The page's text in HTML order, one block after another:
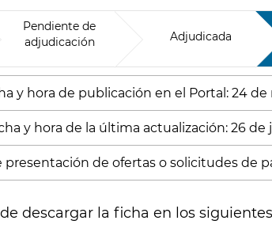
Pendiente de
adjudicación
Adjudicada
y hora de publicación en el Portal: 24 de
y hora de la última actualización: 26 de
de ofertas o solicitudes de
descargar la ficha en los